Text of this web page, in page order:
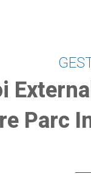
Parc